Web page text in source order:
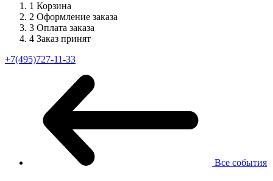
1 Корзина
2 Оформление заказа
3 Оплата заказа
4 Заказ принят
+7(495)727-11-33
Все события